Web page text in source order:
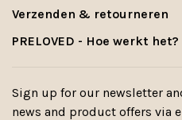
Verzenden & retourneren
PRELOVED - Hoe werkt het?
Sign up for our newsletter
news and product offers via